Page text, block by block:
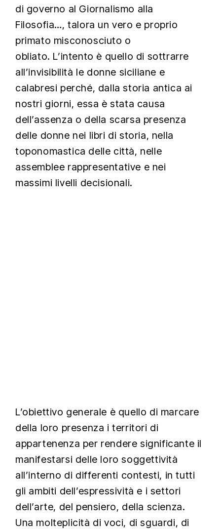
di governo al Giornalismo alla
Filosofia…, talora un vero e proprio
primato misconosciuto o
obliato. L’intento è quello di sottrarre
all’invisibilità le donne siciliane e
calabresi perché, dalla storia antica ai
nostri giorni, essa è stata causa
dell’assenza o della scarsa presenza
delle donne nei libri di storia, nella
toponomastica delle città, nelle
assemblee rappresentative e nei
massimi livelli decisionali.
L’obiettivo generale è quello di marcare
della loro presenza i territori di
appartenenza per rendere significante il
manifestarsi delle loro soggettività
all’interno di differenti contesti, in tutti
gli ambiti dell’espressività e i settori
dell’arte, del pensiero, della scienza.
Una molteplicità di voci, di sguardi, di